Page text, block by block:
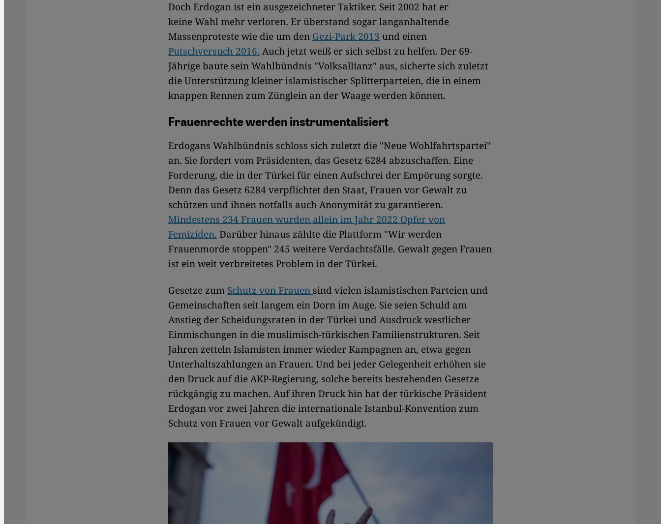
Doch Erdogan ist ein ausgezeichneter Taktiker. Seit 2002 hat er
keine Wahl mehr verloren. Er überstand sogar langanhaltende
Massenproteste wie die um den Gezi-Park 2013 und einen
Putschversuch 2016. Auch jetzt weiß er sich selbst zu helfen. Der 69-
Jährige baute sein Wahlbündnis "Volksallianz" aus, sicherte sich zuletzt
die Unterstützung kleiner islamistischer Splitterparteien, die in einem
knappen Rennen zum Zünglein an der Waage werden können.
Frauenrechte werden instrumentalisiert
Erdogans Wahlbündnis schloss sich zuletzt die "Neue Wohlfahrtspartei"
an. Sie fordert vom Präsidenten, das Gesetz 6284 abzuschaffen. Eine
Forderung, die in der Türkei für einen Aufschrei der Empörung sorgte.
Denn das Gesetz 6284 verpflichtet den Staat, Frauen vor Gewalt zu
schützen und ihnen notfalls auch Anonymität zu garantieren.
Mindestens 234 Frauen wurden allein im Jahr 2022 Opfer von
Femiziden. Darüber hinaus zählte die Plattform "Wir werden
Frauenmorde stoppen" 245 weitere Verdachtsfälle. Gewalt gegen Frauen
ist ein weit verbreitetes Problem in der Türkei.
Gesetze zum Schutz von Frauen sind vielen islamistischen Parteien und
Gemeinschaften seit langem ein Dorn im Auge. Sie seien Schuld am
Anstieg der Scheidungsraten in der Türkei und Ausdruck westlicher
Einmischungen in die muslimisch-türkischen Familienstrukturen. Seit
Jahren zetteln Islamisten immer wieder Kampagnen an, etwa gegen
Unterhaltszahlungen an Frauen. Und bei jeder Gelegenheit erhöhen sie
den Druck auf die AKP-Regierung, solche bereits bestehenden Gesetze
rückgängig zu machen. Auf ihren Druck hin hat der türkische Präsident
Erdogan vor zwei Jahren die internationale Istanbul-Konvention zum
Schutz von Frauen vor Gewalt aufgekündigt.